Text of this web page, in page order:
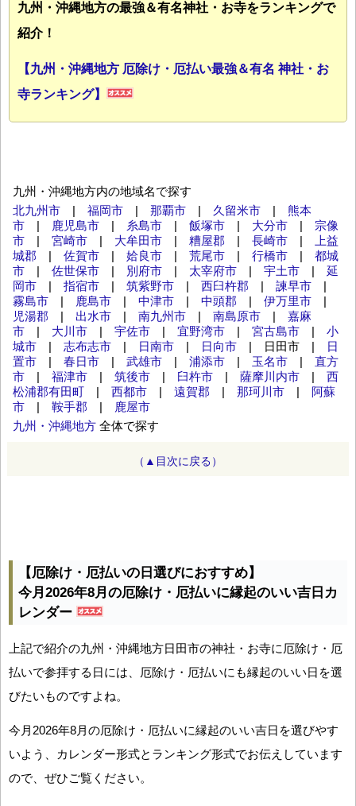
九州・沖縄地方の最強＆有名神社・お寺をランキングで
紹介！
【九州・沖縄地方 厄除け・厄払い最強＆有名 神社・お
寺ランキング】
九州・沖縄地方内の地域名で探す
北九州市 | 福岡市 | 那覇市 | 久留米市 | 熊本
市 | 鹿児島市 | 糸島市 | 飯塚市 | 大分市 | 宗像
市 | 宮崎市 | 大牟田市 | 糟屋郡 | 長崎市 |
上益
城郡 | 佐賀市 | 姶良市 | 荒尾市 | 行橋市 | 都城
市 | 佐世保市 | 別府市 | 太宰府市 | 宇土市 | 延
岡市 | 指宿市 | 筑紫野市 | 西臼杵郡 | 諫早市 |
霧島市 | 鹿島市 | 中津市 | 中頭郡 | 伊万里市 |
児湯郡 | 出水市 | 南九州市 | 南島原市 | 嘉麻
市 | 大川市 | 宇佐市 | 宜野湾市 | 宮古島市 | 小
城市 | 志布志市 | 日南市 | 日向市 | 日田市 |
日
置市 | 春日市 | 武雄市 | 浦添市 | 玉名市 | 直方
市 | 福津市 | 筑後市 | 臼杵市 | 薩摩川内市 | 西
松浦郡有田町 | 西都市 | 遠賀郡 | 那珂川市 | 阿蘇
市 | 鞍手郡 |
鹿屋市
九州・沖縄地方 全体で探す
（▲目次に戻る）
【厄除け・厄払いの日選びにおすすめ】
今月2026年8月の厄除け・厄払いに縁起のいい吉日カ
レンダー
上記で紹介の九州・沖縄地方日田市の神社・お寺に厄除け・厄
払いで参拝する日には、厄除け・厄払いにも縁起のいい日を選
びたいものですよね。
今月2026年8月の厄除け・厄払いに縁起のいい吉日を選びやす
いよう、カレンダー形式とランキング形式でお伝えしています
ので、ぜひご覧ください。